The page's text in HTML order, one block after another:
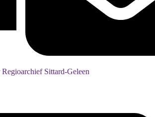
Regioarchief Sittard-Geleen